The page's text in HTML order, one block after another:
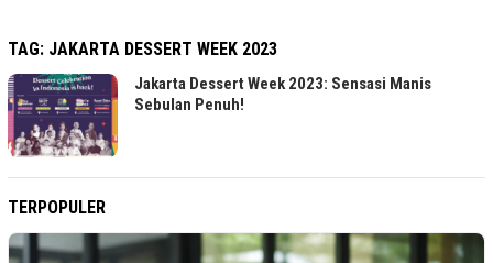
TAG: JAKARTA DESSERT WEEK 2023
Jakarta Dessert Week 2023: Sensasi Manis
Sebulan Penuh!
TERPOPULER